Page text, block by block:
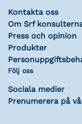
Kontakta oss
Om Srf
Press och opinion
Produkter
Följ oss
Sociala medier
Prenumerera på